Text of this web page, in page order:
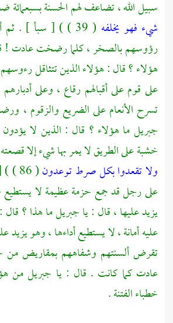
سبيل الله ، تضاعف لهم الحسنة
شيء فهو يخلفه
( 39 ) ) [ سبأ ] .
رؤوسهم بالصخر ، كلما رضخت عادت !
هؤلاء ؟ قال : هؤلاء الذين تتثاقل
على قوم على أقبالهم رقاع ، وعلى
تسرح الأنعام على الضريع والزقوم ،
جبريلما هؤلاء ؟ قال : الذين لا
خشبة على الطريق لا يمر بها شيء إلا
ولا تقعدوا بكل صرط توعدون
(
على رجل قد جمع حزمة عظيمة لا يستطيع
يزيد عليها ، قال : ياجبريلما هذا ؟
عليه أمانة ، لا يستطيع أداءها ، وهو يزيد
تقرض ألسنتهم وشفاههم بمقاريض
عادت كما كانت . قال : يا جبريلمن
خطباء الفتنة .